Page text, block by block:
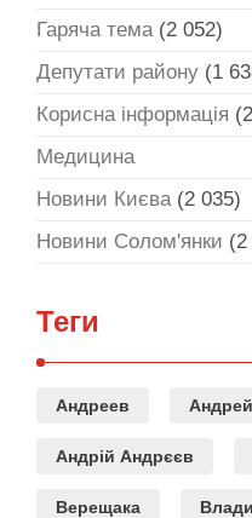
Гаряча тема(2 052)
Депутати району (1
Корисна інформація
Медицина
Новини Києва(2 035)
Новини Солом'янки (2
Теги
Андреев
Андрій Андрєєв
Верещака